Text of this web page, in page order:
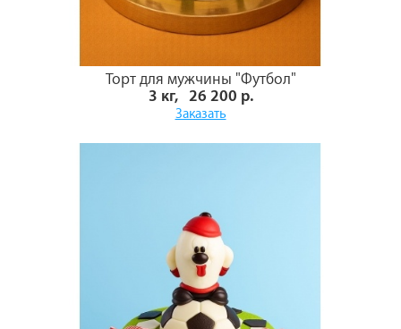
Торт для мужчины "Футбол"
3 кг, 26 200 р.
Заказать